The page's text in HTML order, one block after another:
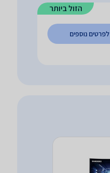
הזול ביותר
לפרטים נוספים